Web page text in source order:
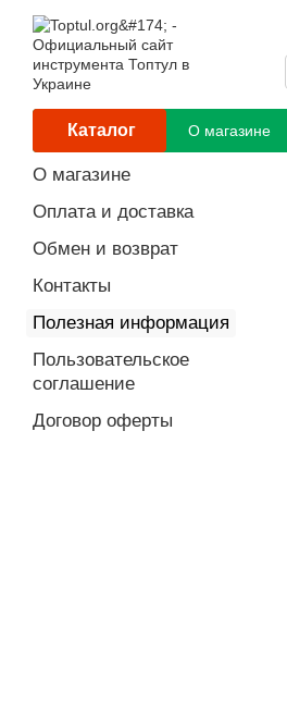
Перейти к основному контенту
Каталог О магазине
О магазине
Оплата и доставка
Обмен и возврат
Контакты
Полезная информация
Пользовательское
соглашение
Договор оферты